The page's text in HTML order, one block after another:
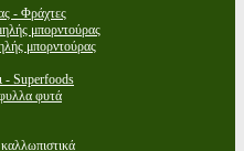
- Φράχτες
μπορντούρας
μπορντούρας
- Superfoods
φυτά